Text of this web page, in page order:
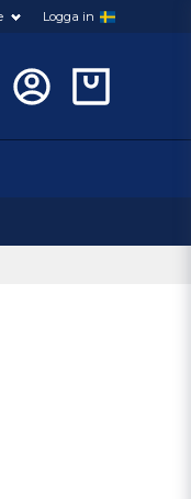
Logga in